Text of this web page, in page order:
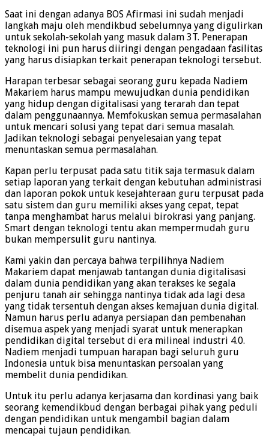
Saat ini dengan adanya BOS Afirmasi ini sudah menjadi
langkah maju oleh mendikbud sebelumnya yang digulirkan
untuk sekolah-sekolah yang masuk dalam 3T. Penerapan
teknologi ini pun harus diiringi dengan pengadaan fasilitas
yang harus disiapkan terkait penerapan teknologi tersebut.
Harapan terbesar sebagai seorang guru kepada Nadiem
Makariem harus mampu mewujudkan dunia pendidikan
yang hidup dengan digitalisasi yang terarah dan tepat
dalam penggunaannya. Memfokuskan semua permasalahan
untuk mencari solusi yang tepat dari semua masalah.
Jadikan teknologi sebagai penyelesaian yang tepat
menuntaskan semua permasalahan.
Kapan perlu terpusat pada satu titik saja termasuk dalam
setiap laporan yang terkait dengan kebutuhan administrasi
dan laporan pokok untuk kesejahteraan guru terpusat pada
satu sistem dan guru memiliki akses yang cepat, tepat
tanpa menghambat harus melalui birokrasi yang panjang.
Smart dengan teknologi tentu akan mempermudah guru
bukan mempersulit guru nantinya.
Kami yakin dan percaya bahwa terpilihnya Nadiem
Makariem dapat menjawab tantangan dunia digitalisasi
dalam dunia pendidikan yang akan terakses ke segala
penjuru tanah air sehingga nantinya tidak ada lagi desa
yang tidak tersentuh dengan akses kemajuan dunia digital.
Namun harus perlu adanya persiapan dan pembenahan
disemua aspek yang menjadi syarat untuk menerapkan
pendidikan digital tersebut di era milineal industri 4.0.
Nadiem menjadi tumpuan harapan bagi seluruh guru
Indonesia untuk bisa menuntaskan persoalan yang
membelit dunia pendidikan.
Untuk itu perlu adanya kerjasama dan kordinasi yang baik
seorang kemendikbud dengan berbagai pihak yang peduli
dengan pendidikan untuk mengambil bagian dalam
mencapai tujaun pendidikan.